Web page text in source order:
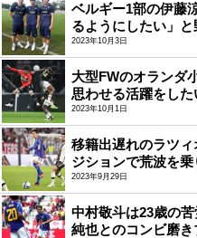
ベルギー1部の伊藤
るようにしたい」
2023年10月3日
大型FWのオランダ
思わせる活躍をし
2023年10月1日
移籍出遅れのラツ
ジションで荒波を乗
2023年9月29日
中村敬斗は23歳の
純也とのコンビ磨き